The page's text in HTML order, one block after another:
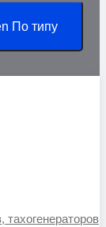
По типу
тахогенераторов